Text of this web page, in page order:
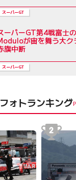
スーパーGT
ーパーGT第4戦富士
が宙を舞う大ク
旗中断
スーパーGT
ォトランキング